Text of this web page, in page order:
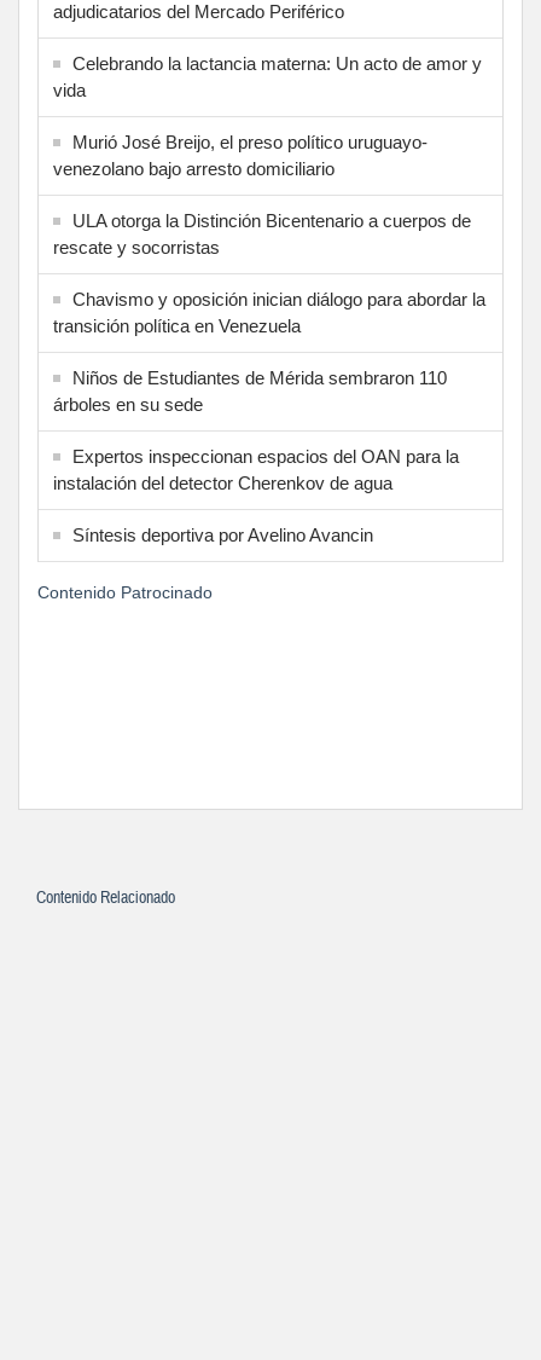
adjudicatarios del Mercado Periférico
Celebrando la lactancia materna: Un acto de amor y
vida
Murió José Breijo, el preso político uruguayo-
venezolano bajo arresto domiciliario
ULA otorga la Distinción Bicentenario a cuerpos de
rescate y socorristas
Chavismo y oposición inician diálogo para abordar la
transición política en Venezuela
Niños de Estudiantes de Mérida sembraron 110
árboles en su sede
Expertos inspeccionan espacios del OAN para la
instalación del detector Cherenkov de agua
Síntesis deportiva por Avelino Avancin
Contenido Patrocinado
Contenido Relacionado